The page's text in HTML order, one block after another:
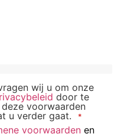
wij u om onze
door te
voorwaarden
u verder gaat.
*
voorwaarden en